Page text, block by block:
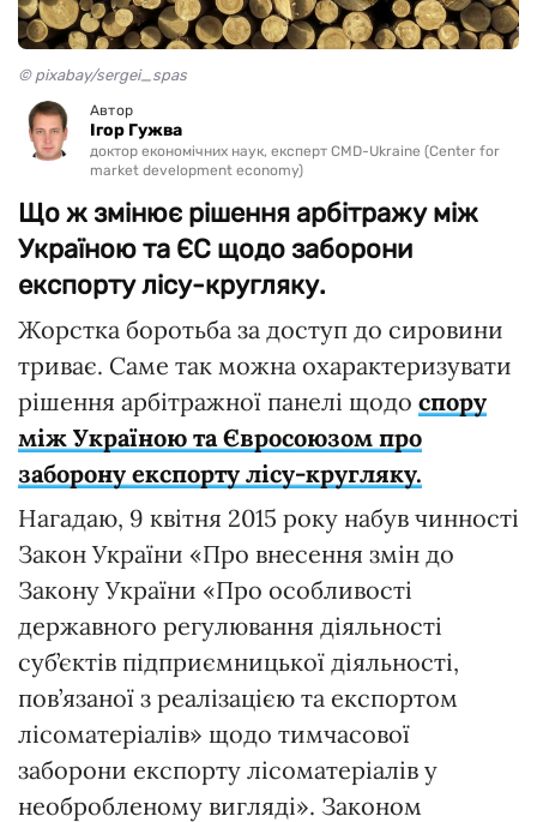
© pixabay/sergei_spas
Автор
Ігор Гужва
доктор економічних наук, експерт CMD-Ukraine (Center for
market development economy)
Що ж змінює рішення арбітражу між
Україною та ЄС щодо заборони
експорту лісу-кругляку.
Жорстка боротьба за доступ до сировини
триває. Саме так можна охарактеризувати
рішення арбітражної панелі щодо спору
між Україною та Євросоюзом про
заборону експорту лісу-кругляку.
Нагадаю, 9 квітня 2015 року набув чинності
Закон України «Про внесення змін до
Закону України «Про особливості
державного регулювання діяльності
суб’єктів підприємницької діяльності,
пов’язаної з реалізацією та експортом
лісоматеріалів» щодо тимчасової
заборони експорту лісоматеріалів у
необробленому вигляді». Законом